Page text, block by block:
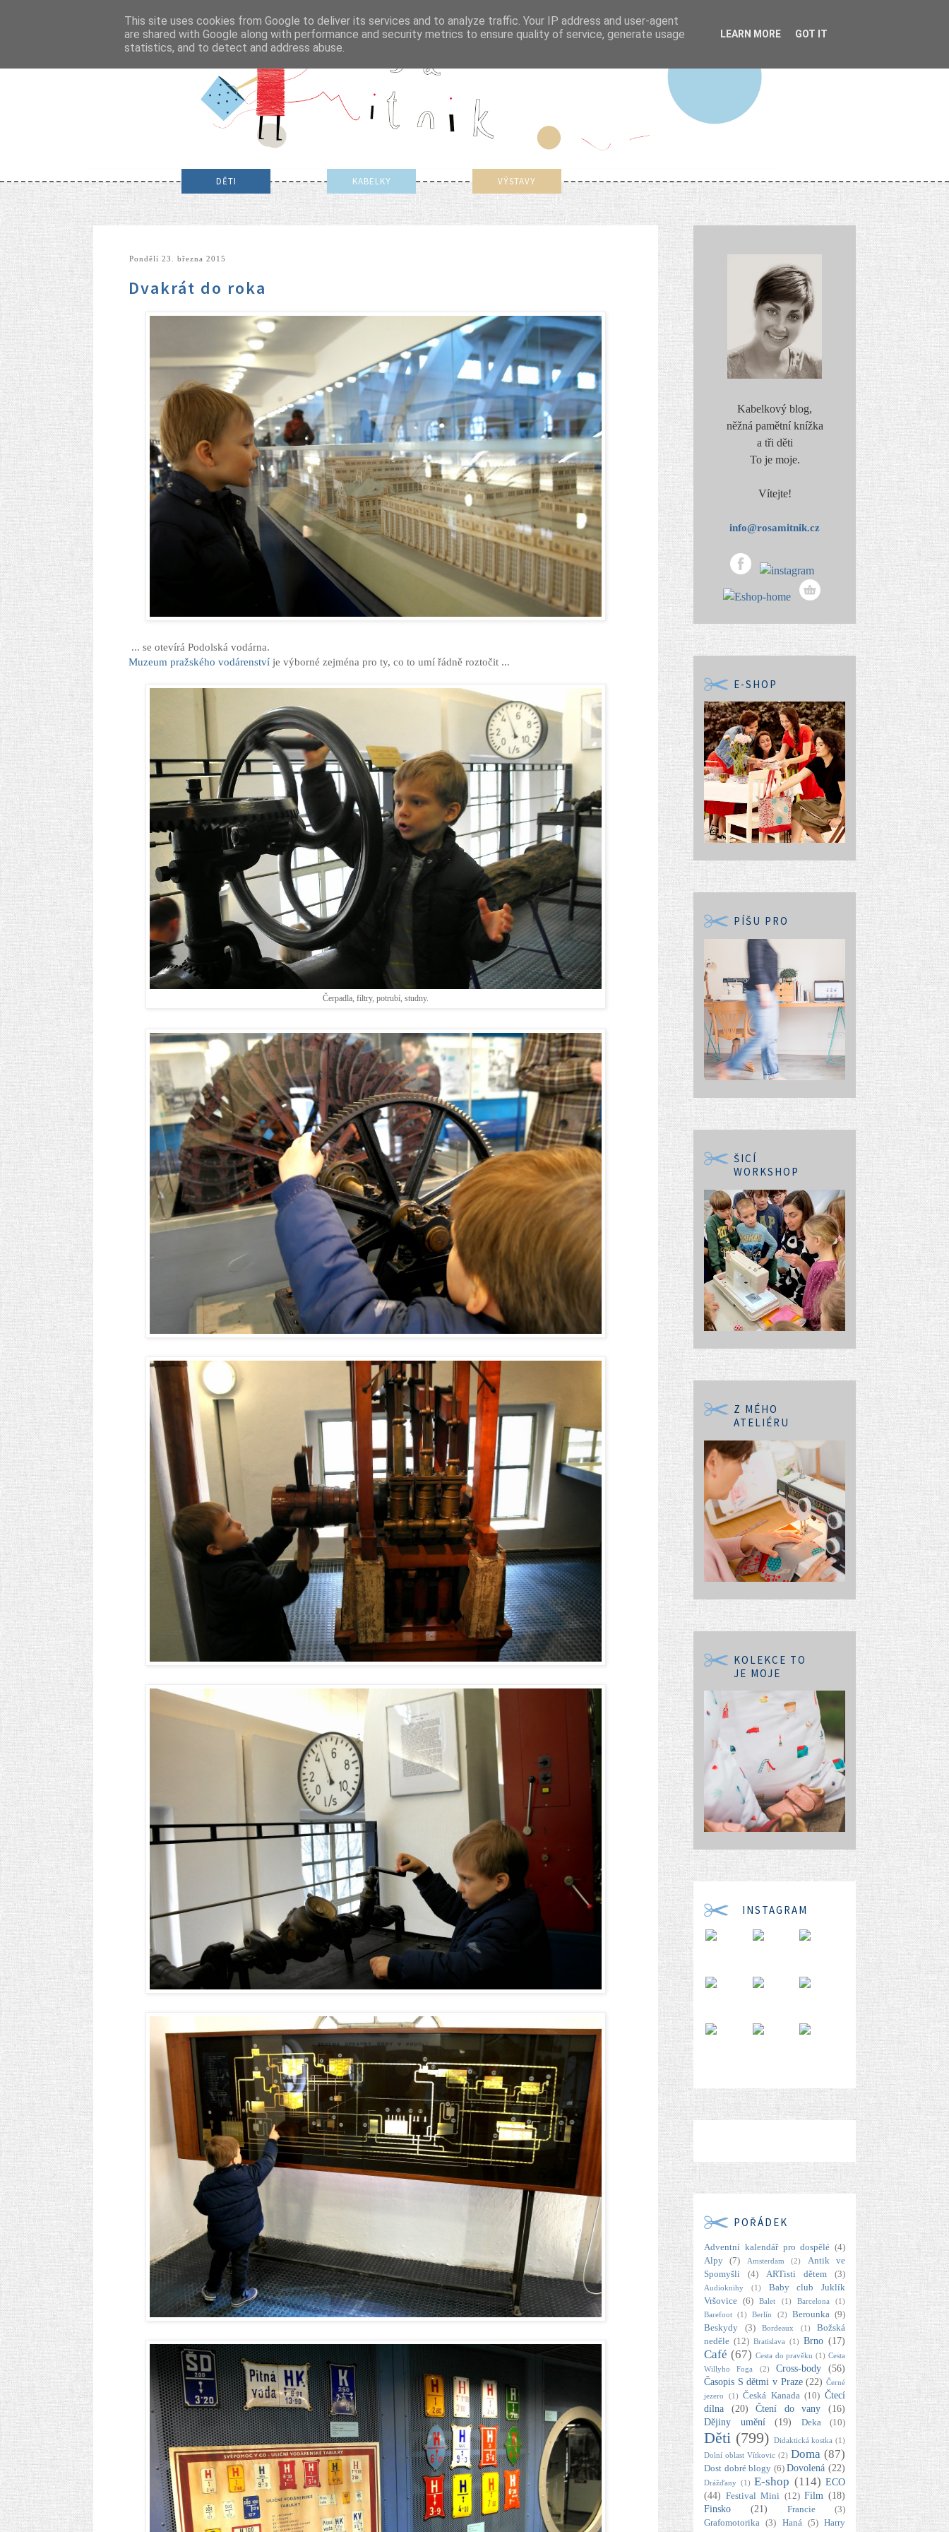
DĚTI KABELKY VÝSTAVY
pondělí 23. března 2015
Dvakrát do roka
... se otevírá Podolská vodárna.
Muzeum pražského vodárenství je výborné zejména pro ty, co to umí řádně roztočit ...
Čerpadla, filtry, potrubí, studny.
Kabelkový blog,
něžná pamětní knížka
a tři děti
To je moje.
Vítejte!
info@rosamitnik.cz
E-SHOP
PÍŠU PRO
ŠICÍ
WORKSHOP
Z MÉHO
ATELIÉRU
KOLEKCE TO
JE MOJE
INSTAGRAM
POŘÁDEK
Adventní kalendář pro dospělé (4)
Alpy
(7) Amsterdam (2)
Antik ve
Spomyšli
(4) ARTisti dětem (3)
Audioknihy (1)
Baby club Juklík
Vršovice (6) Balet (1) Barcelona
(1)
Barefoot
(1) Berlín (2) Berounka (9)
Beskydy
(3) Bordeaux (1)
Božská
neděle (12) Bratislava (1) Brno (17)
Café (67) Cesta do pravěku (1) Cesta
Willyho Foga
(2) Cross-body
(56)
Časopis S dětmi v Praze (22) Černé
jezero
(1) Česká Kanada (10) Čtecí
dílna
(20) Čtení do vany
(16)
Dějiny umění
(19) Deka (10)
Děti (799) Didaktická kostka (1)
Dolní oblast Vítkovic (2) Doma (87)
Dost dobré blogy (6) Dovolená (22)
Drážďany (1) E-shop (114) ECO
(44) Festival Mini (12) Film (18)
Finsko
(21) Francie
(3)
Grafomotorika (3) Haná (5) Harry
This site uses cookies from Google to deliver its services and to analyze traffic. Your IP address and user-agent
are shared with Google along with performance and security metrics to ensure quality of service, generate usage
statistics, and to detect and address abuse.
LEARN MORE GOT IT